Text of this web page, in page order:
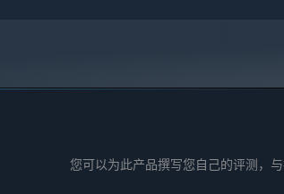
您可以为此产品撰写您自己的评测，